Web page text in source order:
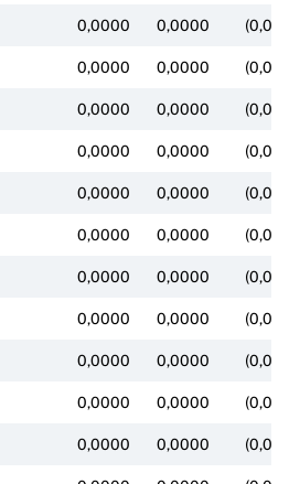
0,0000 0,0000
0,0000 0,0000
0,0000 0,0000
0,0000 0,0000
0,0000 0,0000
0,0000 0,0000
0,0000 0,0000
0,0000 0,0000
0,0000 0,0000
0,0000 0,0000
0,0000 0,0000